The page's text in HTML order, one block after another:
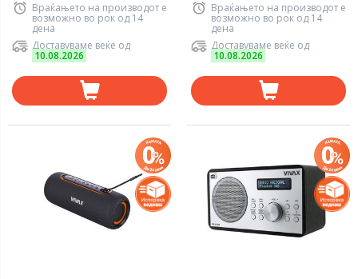
Враќањето на производот е
возможно во рок од 14
дена
Доставуваме веќе од
10.08.2026
Враќањето на производот е
возможно во рок од 14
дена
Доставуваме веќе од
10.08.2026